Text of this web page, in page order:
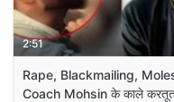
2:51
Rape, Blackmailing,
Coach Mohsin के काले करतूतों